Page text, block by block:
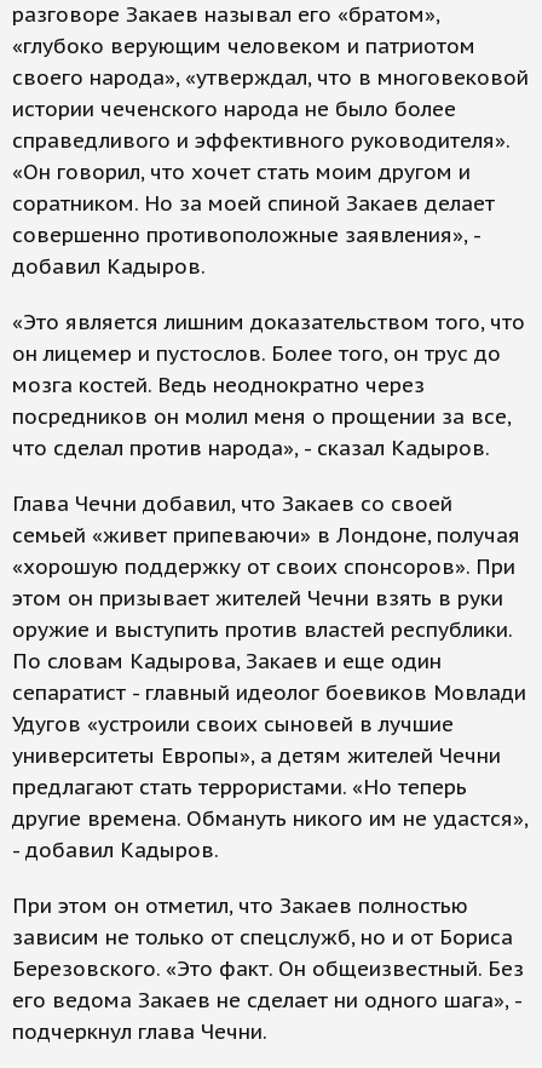
разговоре Закаев называл его «братом»,
«глубоко верующим человеком и патриотом
своего народа», «утверждал, что в многовековой
истории чеченского народа не было более
справедливого и эффективного руководителя».
«Он говорил, что хочет стать моим другом и
соратником. Но за моей спиной Закаев делает
совершенно противоположные заявления», -
добавил Кадыров.
«Это является лишним доказательством того, что
он лицемер и пустослов. Более того, он трус до
мозга костей. Ведь неоднократно через
посредников он молил меня о прощении за все,
что сделал против народа», - сказал Кадыров.
Глава Чечни добавил, что Закаев со своей
семьей «живет припеваючи» в Лондоне, получая
«хорошую поддержку от своих спонсоров». При
этом он призывает жителей Чечни взять в руки
оружие и выступить против властей республики.
По словам Кадырова, Закаев и еще один
сепаратист - главный идеолог боевиков Мовлади
Удугов «устроили своих сыновей в лучшие
университеты Европы», а детям жителей Чечни
предлагают стать террористами. «Но теперь
другие времена. Обмануть никого им не удастся»,
- добавил Кадыров.
При этом он отметил, что Закаев полностью
зависим не только от спецслужб, но и от Бориса
Березовского. «Это факт. Он общеизвестный. Без
его ведома Закаев не сделает ни одного шага», -
подчеркнул глава Чечни.